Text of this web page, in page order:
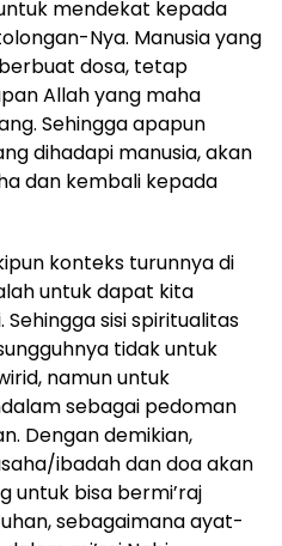
mendekat kepada
Nya. Manusia yang
dosa, tetap
Allah yang maha
Sehingga apapun
dihadapi manusia, akan
dan kembali kepada
konteks turunnya di
untuk dapat kita
sisi spiritualitas
tidak untuk
namun untuk
sebagai pedoman
Dengan demikian,
ibadah dan doa akan
untuk bisa bermi’raj
sebagaimana ayat-